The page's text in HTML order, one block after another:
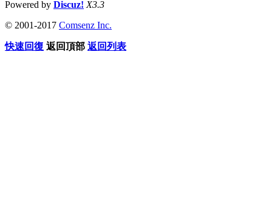
Powered by Discuz! X3.3
© 2001-2017 Comsenz Inc.
快速回復 返回頂部 返回列表